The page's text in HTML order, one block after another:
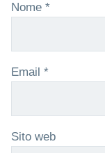
Nome *
Email *
Sito web